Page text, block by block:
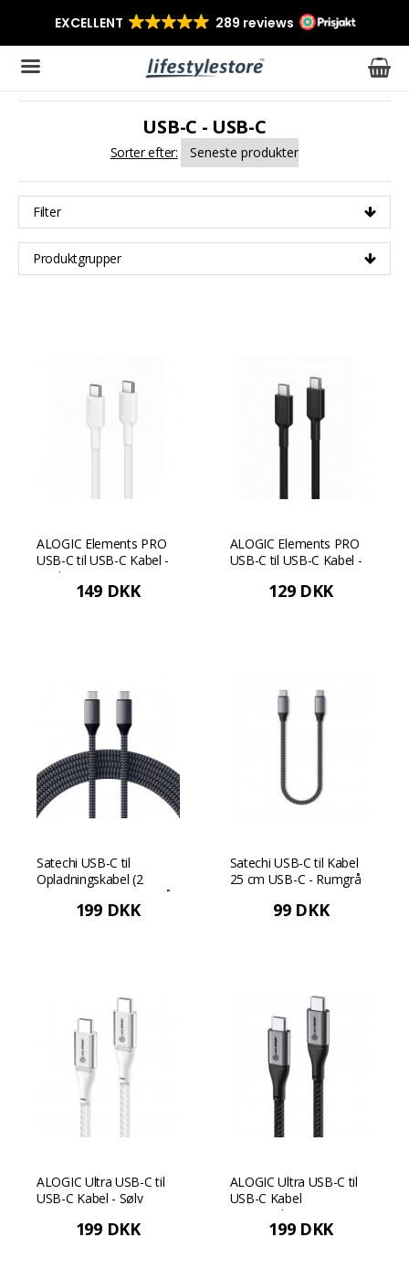
Produktet er blevet tilføjet til din indkøbskurv
USB-C - USB-C
Sorter efter:
Filter
Produktgrupper
ALOGIC Elements PRO
USB-C til USB-C Kabel -
Hvid
149 DKK
ALOGIC Elements PRO
USB-C til USB-C Kabel -
129 DKK
Satechi USB-C til
Opladningskabel (2
meter) USB-C - Rumgrå
199 DKK
Satechi USB-C til Kabel
25 cm USB-C - Rumgrå
99 DKK
ALOGIC Ultra USB-C til
USB-C Kabel - Sølv
199 DKK
ALOGIC Ultra USB-C til
USB-C Kabel
5A/480Mbps 3m -
Rumgrå199 DKK